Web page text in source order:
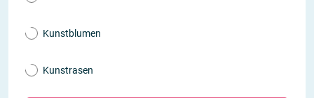
Kunstblumen
Kunstrasen